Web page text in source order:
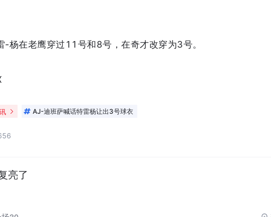
-杨在老鹰穿过11号和8号，在奇才改穿为3号。
AJ-迪班萨喊话特雷杨让出3号球衣
亮了